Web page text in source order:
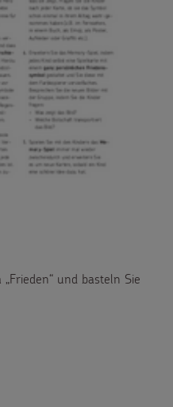
und basteln Sie